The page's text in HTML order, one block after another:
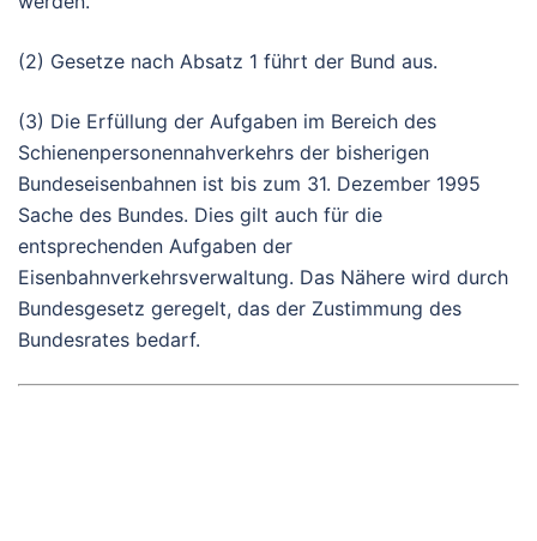
(2) Gesetze nach Absatz 1 führt der Bund aus.
(3) Die Erfüllung der Aufgaben im Bereich des
Schienenpersonennahverkehrs der bisherigen
Bundeseisenbahnen ist bis zum 31. Dezember 1995
Sache des Bundes. Dies gilt auch für die
entsprechenden Aufgaben der
Eisenbahnverkehrsverwaltung. Das Nähere wird durch
Bundesgesetz geregelt, das der Zustimmung des
Bundesrates bedarf.